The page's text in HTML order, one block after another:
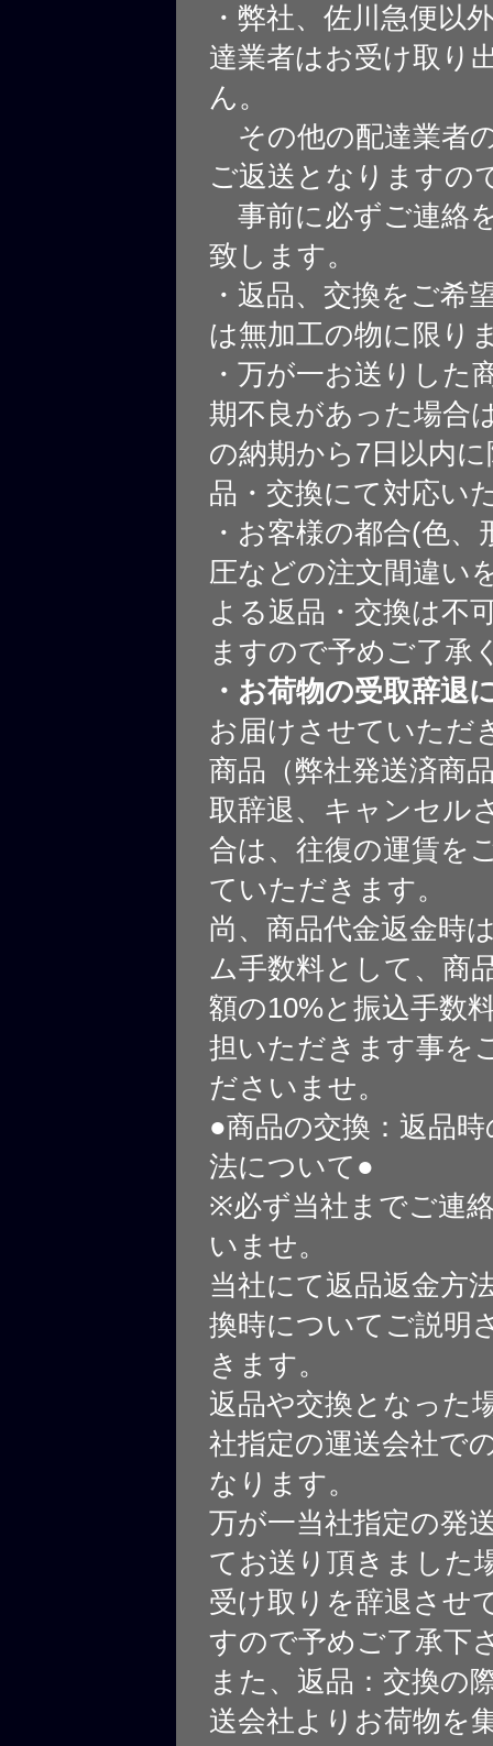
・弊社、佐川急便以
達業者はお受け取り
ん。
その他の配達業者
ご返送となりますの
事前に必ずご連絡
致します。
・返品、交換をご希
は無加工の物に限り
・万が一お送りした
期不良があった場合
の納期から7日以内
品・交換にて対応い
・お客様の都合(色、
圧などの注文間違い
よる返品・交換は不
ますので予めご了承
・お荷物の受取辞退
お届けさせていただ
商品（弊社発送済商
取辞退、キャンセル
合は、往復の運賃を
ていただきます。
尚、商品代金返金時
ム手数料として、商
額の10%と振込手数
担いただきます事を
ださいませ。
●商品の交換：返品
法について●
※必ず当社までご連
いませ。
当社にて返品返金方
換時についてご説明
きます。
返品や交換となった
社指定の運送会社で
なります。
万が一当社指定の発
てお送り頂きました
受け取りを辞退させ
すので予めご了承下
また、返品：交換の
送会社よりお荷物を